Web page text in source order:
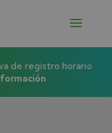
de registro horario